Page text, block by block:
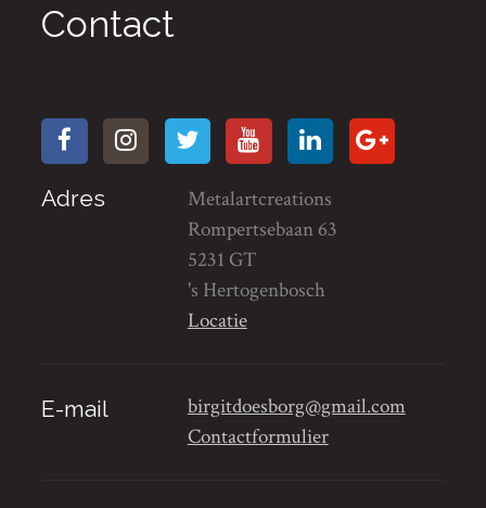
Contact
Adres
Metalartcreations
Rompertsebaan 63
5231 GT
's Hertogenbosch
Locatie
E-mail
birgitdoesborg@gmail.com
Contactformulier